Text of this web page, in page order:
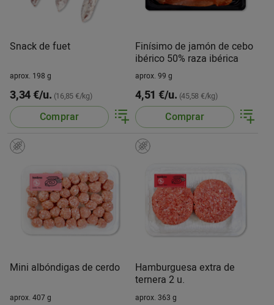
Snack de fuet
aprox. 198 g
3,34 €/u. (16,85 €/kg)
Comprar
Finísimo de jamón de cebo
ibérico 50% raza ibérica
aprox. 99 g
4,51 €/u. (45,58 €/kg)
Comprar
Mini albóndigas de cerdo
aprox. 407 g
Hamburguesa extra de
ternera 2 u.
aprox. 363 g